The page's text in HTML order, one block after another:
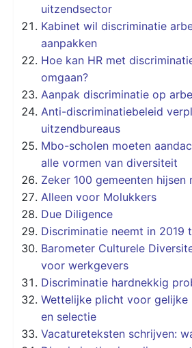
uitzendsector
Kabinet wil discriminatie
aanpakken
Hoe kan HR met
omgaan?
Aanpak discriminatie op
Anti-discriminatiebeleid
uitzendbureaus
Mbo-scholen moeten
alle vormen van diversiteit
Zeker 100 gemeenten hijsen
Alleen voor Molukkers
Due Diligence
Discriminatie neemt in 2019
Barometer Culturele
voor werkgevers
Discriminatie hardnekkig
Wettelijke plicht voor gelijke
en selectie
Vacatureteksten schrijven: